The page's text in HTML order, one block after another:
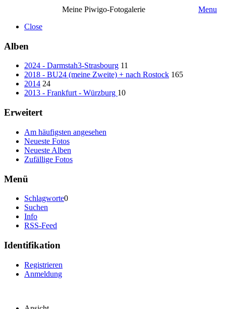
Meine Piwigo-Fotogalerie
Menu
Close
Alben
2024 - Darmstah3-Strasbourg 11
2018 - BU24 (meine Zweite) + nach Rostock 165
2014 24
2013 - Frankfurt - Würzburg 10
Erweitert
Am häufigsten angesehen
Neueste Fotos
Neueste Alben
Zufällige Fotos
Menü
Schlagworte0
Suchen
Info
RSS-Feed
Identifikation
Registrieren
Anmeldung